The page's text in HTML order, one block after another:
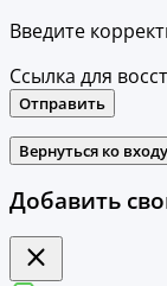
Введите
Ссылка для
Отправить
Вернуться ко входу
Добавить